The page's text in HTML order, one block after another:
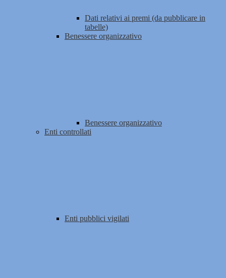
Dati relativi ai premi (da pubblicare in
tabelle)
Benessere organizzativo
Benessere organizzativo
Enti controllati
Enti pubblici vigilati